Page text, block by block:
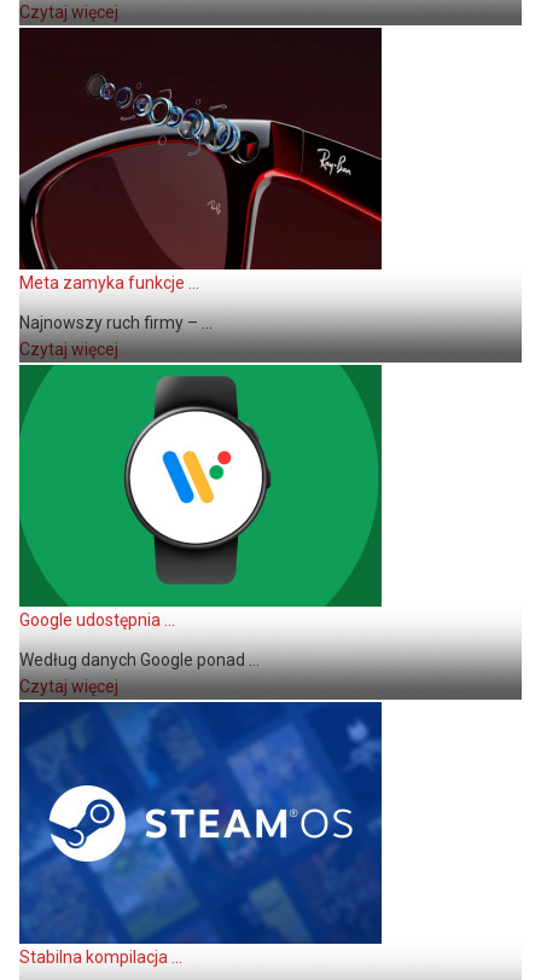
Czytaj więcej
Meta zamyka funkcje ...
Najnowszy ruch firmy – ...
Czytaj więcej
Google udostępnia ...
Według danych Google ponad ...
Czytaj więcej
Stabilna kompilacja ...